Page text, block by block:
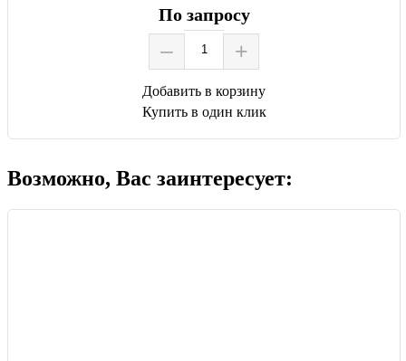
По запросу
– +
Добавить в корзину
Купить в один клик
Возможно, Вас заинтересует: